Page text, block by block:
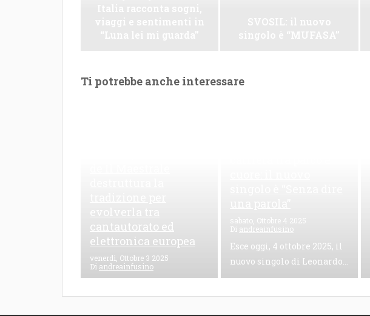
Ti potrebbe anche interessare
cantautorato ed
elettronica europea
venerdì, Ottobre 3 2025
Di andreainfusino
de Il Maestrale, un mix
sabato, Ottobre 4 2025
Di andreainfusino
Esce oggi, 4 ottobre 2025, il
nuovo singolo di Leonardo...